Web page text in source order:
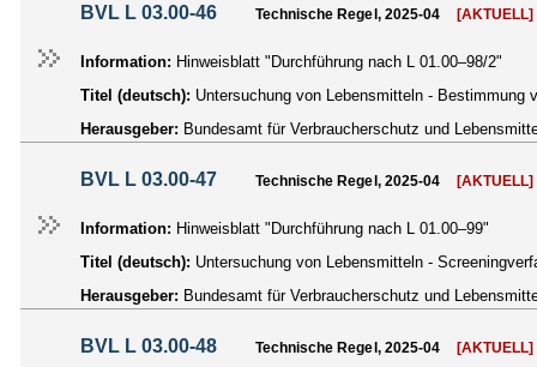
BVL L 03.00-46 Technische Regel, 2025-04 [AKTUELL]
Information: Hinweisblatt "Durchführung nach L 01.00–98/2"
Titel (deutsch): Untersuchung von Lebensmitteln - Bestimmung
Herausgeber: Bundesamt für Verbraucherschutz und
BVL L 03.00-47 Technische Regel, 2025-04 [AKTUELL]
Information: Hinweisblatt "Durchführung nach L 01.00–99"
Titel (deutsch): Untersuchung von Lebensmitteln -
Herausgeber: Bundesamt für Verbraucherschutz und
BVL L 03.00-48 Technische Regel, 2025-04 [AKTUELL]